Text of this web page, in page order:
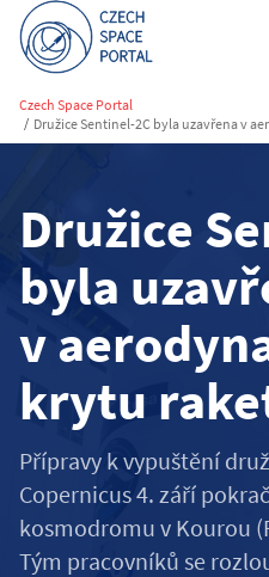
Czech Space Portal
/ Družice Sentinel-2C byla uzavřena v
Družice
byla
v
krytu
Přípravy k vypuštění
Copernicus 4. září
kosmodromu v Kourou
Tým pracovníků se